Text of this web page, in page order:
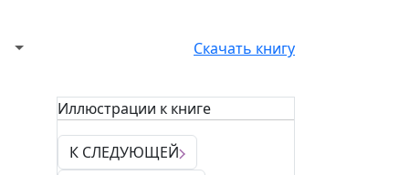
Скачать книгу
Иллюстрации к книге
К СЛЕДУЮЩЕЙ